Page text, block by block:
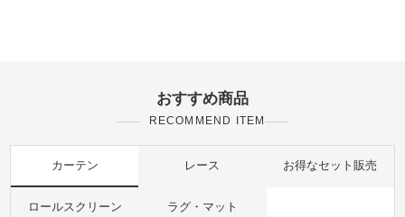
おすすめ商品
RECOMMEND ITEM
カーテン レース お得なセット販売
ロールスクリーン ラグ・マット